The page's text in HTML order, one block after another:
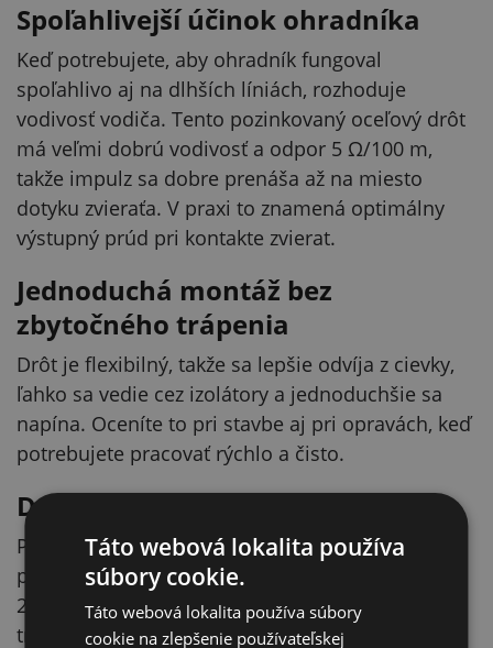
Spoľahlivejší účinok ohradníka
Keď potrebujete, aby ohradník fungoval
spoľahlivo aj na dlhších líniách, rozhoduje
vodivosť vodiča. Tento pozinkovaný oceľový drôt
má veľmi dobrú vodivosť a odpor 5 Ω/100 m,
takže impulz sa dobre prenáša až na miesto
dotyku zvieraťa. V praxi to znamená optimálny
výstupný prúd pri kontakte zvierat.
Jednoduchá montáž bez
zbytočného trápenia
Drôt je flexibilný, takže sa lepšie odvíja z cievky,
ľahko sa vedie cez izolátory a jednoduchšie sa
napína. Oceníte to pri stavbe aj pri opravách, keď
potrebujete pracovať rýchlo a čisto.
Dobre drží napnutie po celej trase
Priemer 1,8 mm a pevnosť v ťahu 100 kg
pomáhajú udržať drôt napnutý a stabilný. Cievka
250 m je praktická na dlhšie úseky aj na súvislé
trvalé ohrady.
Táto webová lokalita používa
súbory cookie.
Táto webová lokalita používa súbory
cookie na zlepšenie používateľskej